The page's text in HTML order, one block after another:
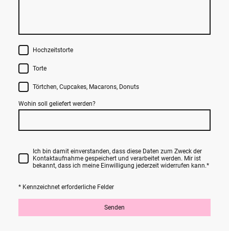
Hochzeitstorte
Torte
Törtchen, Cupcakes, Macarons, Donuts
Wohin soll geliefert werden?
Ich bin damit einverstanden, dass diese Daten zum Zweck der
Kontaktaufnahme gespeichert und verarbeitet werden. Mir ist
bekannt, dass ich meine Einwilligung jederzeit widerrufen kann.*
* Kennzeichnet erforderliche Felder
Senden